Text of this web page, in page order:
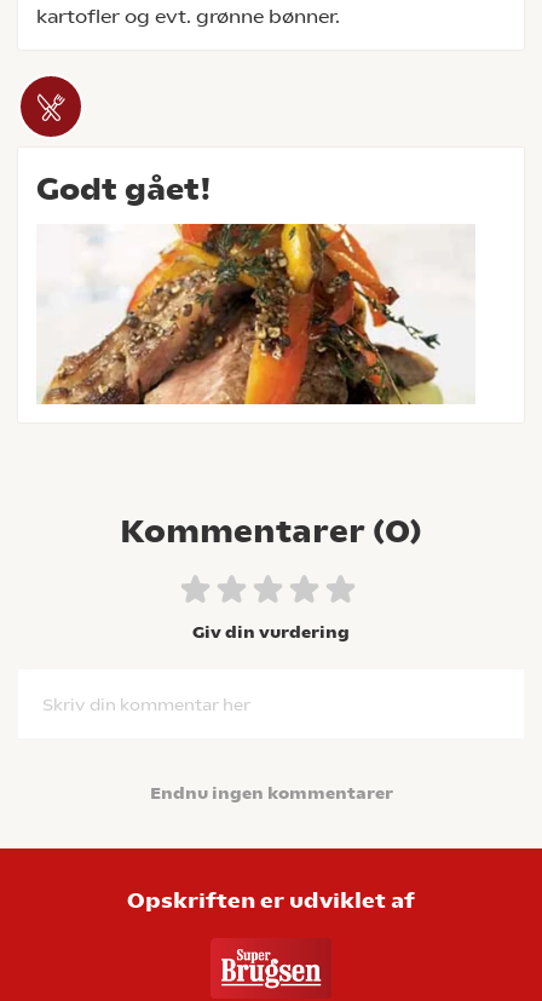
kartofler og evt. grønne bønner.
Godt gået!
Kommentarer (0)
Giv din vurdering
Skriv din kommentar her
Endnu ingen kommentarer
Opskriften er udviklet af